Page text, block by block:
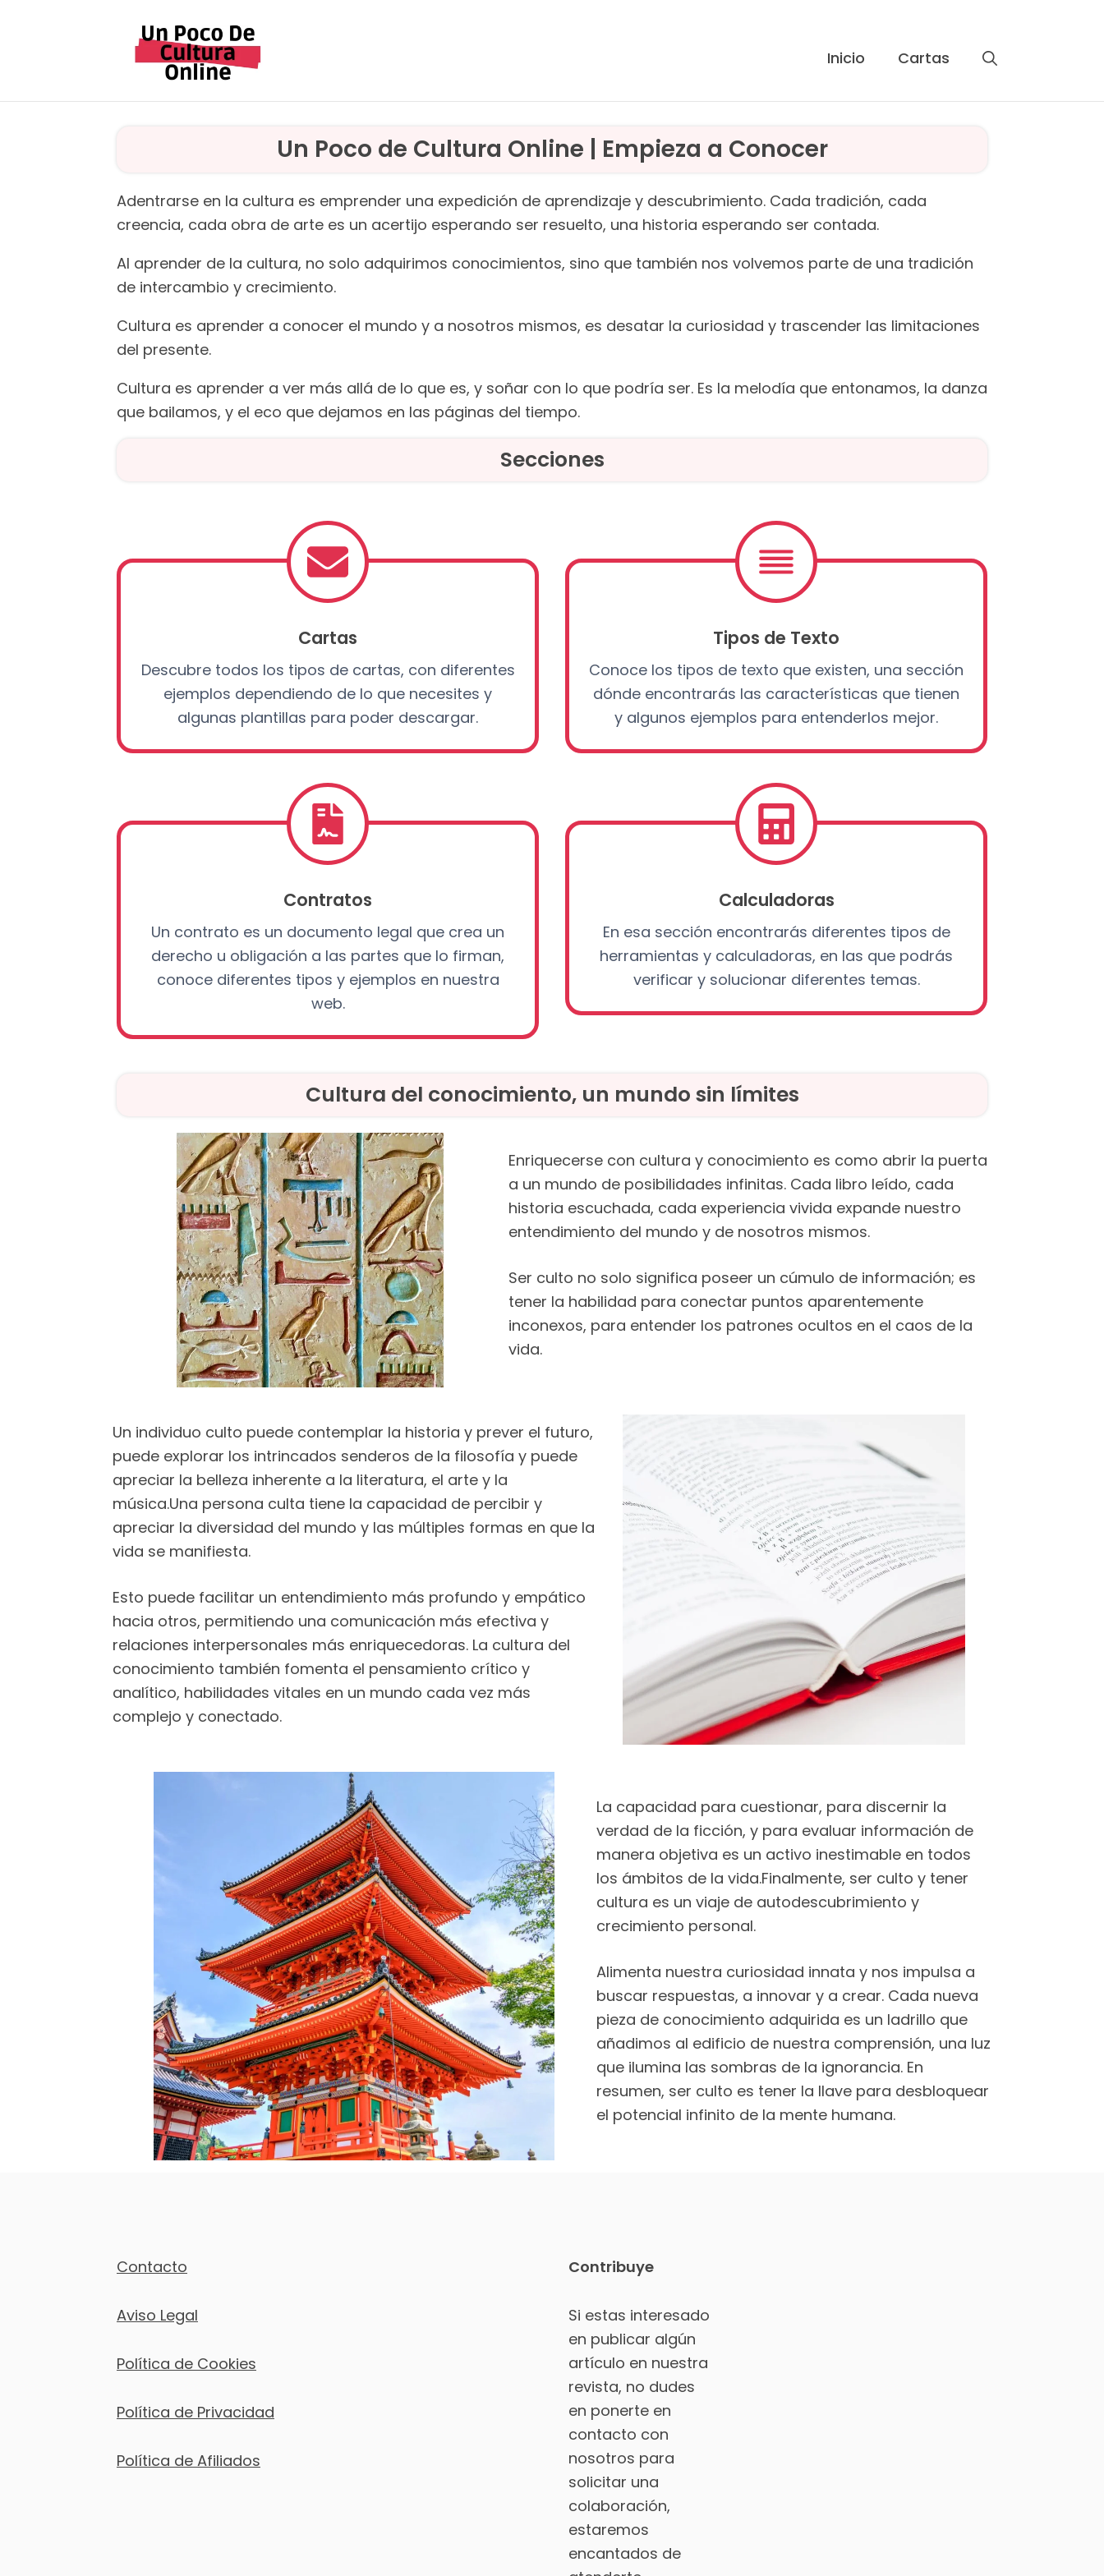
Inicio Cartas
Un Poco de Cultura Online | Empieza a Conocer
Adentrarse en la cultura es emprender una expedición de aprendizaje y descubrimiento. Cada tradición, cada
creencia, cada obra de arte es un acertijo esperando ser resuelto, una historia esperando ser contada.
Al aprender de la cultura, no solo adquirimos conocimientos, sino que también nos volvemos parte de una tradición
de intercambio y crecimiento.
Cultura es aprender a conocer el mundo y a nosotros mismos, es desatar la curiosidad y trascender las limitaciones
del presente.
Cultura es aprender a ver más allá de lo que es, y soñar con lo que podría ser. Es la melodía que entonamos, la danza
que bailamos, y el eco que dejamos en las páginas del tiempo.
Secciones
Cartas
Descubre todos los tipos de cartas, con diferentes
ejemplos dependiendo de lo que necesites y
algunas plantillas para poder descargar.
Tipos de Texto
Conoce los tipos de texto que existen, una sección
dónde encontrarás las características que tienen
y algunos ejemplos para entenderlos mejor.
Contratos
Un contrato es un documento legal que crea un
derecho u obligación a las partes que lo firman,
conoce diferentes tipos y ejemplos en nuestra
web.
Calculadoras
En esa sección encontrarás diferentes tipos de
herramientas y calculadoras, en las que podrás
verificar y solucionar diferentes temas.
Cultura del conocimiento, un mundo sin límites
Enriquecerse con cultura y conocimiento es como abrir la puerta
a un mundo de posibilidades infinitas. Cada libro leído, cada
historia escuchada, cada experiencia vivida expande nuestro
entendimiento del mundo y de nosotros mismos.
Ser culto no solo significa poseer un cúmulo de información; es
tener la habilidad para conectar puntos aparentemente
inconexos, para entender los patrones ocultos en el caos de la
vida.
Un individuo culto puede contemplar la historia y prever el futuro,
puede explorar los intrincados senderos de la filosofía y puede
apreciar la belleza inherente a la literatura, el arte y la
música.Una persona culta tiene la capacidad de percibir y
apreciar la diversidad del mundo y las múltiples formas en que la
vida se manifiesta.
Esto puede facilitar un entendimiento más profundo y empático
hacia otros, permitiendo una comunicación más efectiva y
relaciones interpersonales más enriquecedoras. La cultura del
conocimiento también fomenta el pensamiento crítico y
analítico, habilidades vitales en un mundo cada vez más
complejo y conectado.
La capacidad para cuestionar, para discernir la
verdad de la ficción, y para evaluar información de
manera objetiva es un activo inestimable en todos
los ámbitos de la vida.Finalmente, ser culto y tener
cultura es un viaje de autodescubrimiento y
crecimiento personal.
Alimenta nuestra curiosidad innata y nos impulsa a
buscar respuestas, a innovar y a crear. Cada nueva
pieza de conocimiento adquirida es un ladrillo que
añadimos al edificio de nuestra comprensión, una luz
que ilumina las sombras de la ignorancia. En
resumen, ser culto es tener la llave para desbloquear
el potencial infinito de la mente humana.
Contacto
Aviso Legal
Política de Cookies
Política de Privacidad
Política de Afiliados
Contribuye
Si estas interesado
en publicar algún
artículo en nuestra
revista, no dudes
en ponerte en
contacto con
nosotros para
solicitar una
colaboración,
estaremos
encantados de